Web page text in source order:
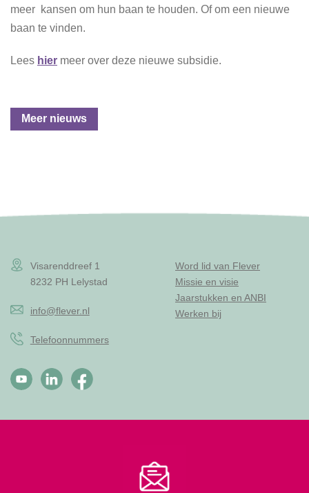
meer kansen om hun baan te houden. Of om een nieuwe
baan te vinden.
Lees hier meer over deze nieuwe subsidie.
Meer nieuws
Visarenddreef 1
8232 PH Lelystad
info@flever.nl
Telefoonnummers
Word lid van Flever
Missie en visie
Jaarstukken en ANBI
Werken bij